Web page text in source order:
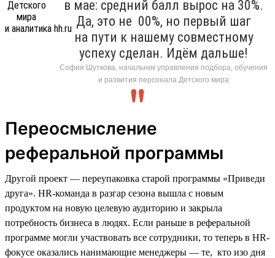
в мае: средний балл вырос на 30%.
Да, это не 00%, но первый шаг
на пути к нашему совместному
успеху сделан. Идём дальше!
София Шуткова, начальник управления подбора, обучения
и развития персонала Детского мира
Переосмысление
реферальной программы
Другой проект — переупаковка старой программы «Приведи
друга». HR-команда в разгар сезона вышла с новым
продуктом на новую целевую аудиторию и закрыла
потребность бизнеса в людях. Если раньше в реферальной
программе могли участвовать все сотрудники, то теперь в HR-
фокусе оказались нанимающие менеджеры — те, кто изо дня